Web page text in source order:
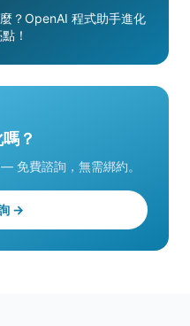
？OpenAI 程式助手進化
！
？
免費諮詢，無需綁約。
→